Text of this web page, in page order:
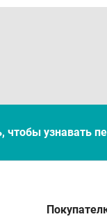
чтобы узнавать